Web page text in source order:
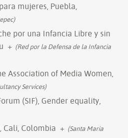
mujeres, Puebla,
por una Infancia Libre y sin
+ (Red por la Defensa de la Infancia
Association of Media Women,
Services)
(SIF), Gender equality,
Cali, Colombia + (Santa Maria